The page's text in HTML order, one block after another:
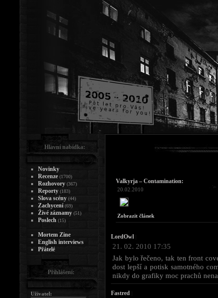
Valkyrja – Contamination:
20.02.2010
Zobrazit článek
LordOwl
21. 02. 2010 17:35
Jak bylo řečeno, tak ten front
dost lepší a potisk samotného
nikdy do grafiky moc prachů
Fastred
Hlavní nabídka:
Novinky
Recenze (1700)
Rozhovory (367)
Reporty (183)
Slova scény (44)
Zachycení (69)
Živé záznamy (51)
Poslech (15)
Mortem Zine
English interviews
Přátelé
Přihlášení:
Uživatel: